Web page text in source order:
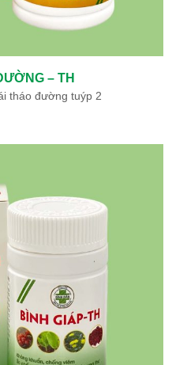
– TH
tháo đường tuýp 2